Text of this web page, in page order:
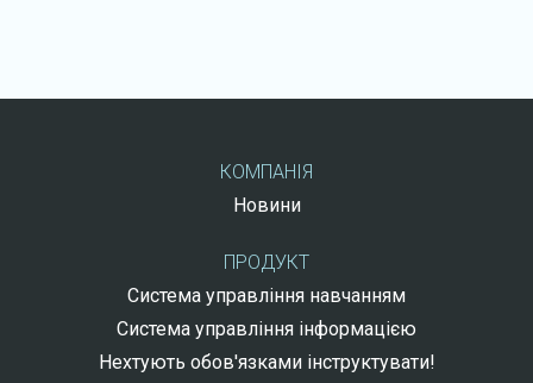
КОМПАНІЯ
Новини
ПРОДУКТ
Система управління навчанням
Система управління інформацією
Нехтують обов'язками інструктувати!